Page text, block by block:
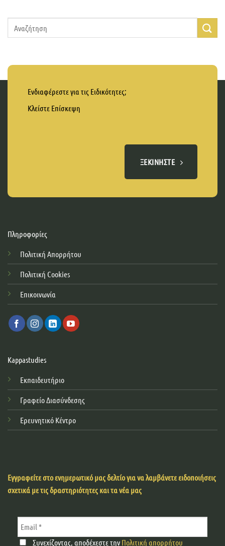
Ενδιαφέρεστε για τις Ειδικότητες;
Κλείστε Επίσκεψη
ΞΕΚΙΝΉΣΤΕ
Πληροφορίες
Πολιτική Απορρήτου
Πολιτική Cookies
Επικοινωνία
Kappastudies
Εκπαιδευτήριο
Γραφείο Διασύνδεσης
Ερευνητικό Κέντρο
Εγγραφείτε στο ενημερωτικό μας δελτίο για να λαμβάνετε ειδοποιήσεις
σχετικά με τις δραστηριότητες και τα νέα μας
Συνεχίζοντας, αποδέχεστε την Πολιτική απορρήτου